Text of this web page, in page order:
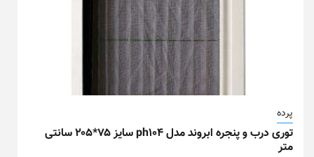
پرده
توری درب و پنجره ابروند مدل ph104 سایز ۷۵*۲۰۵ سانتی
متر